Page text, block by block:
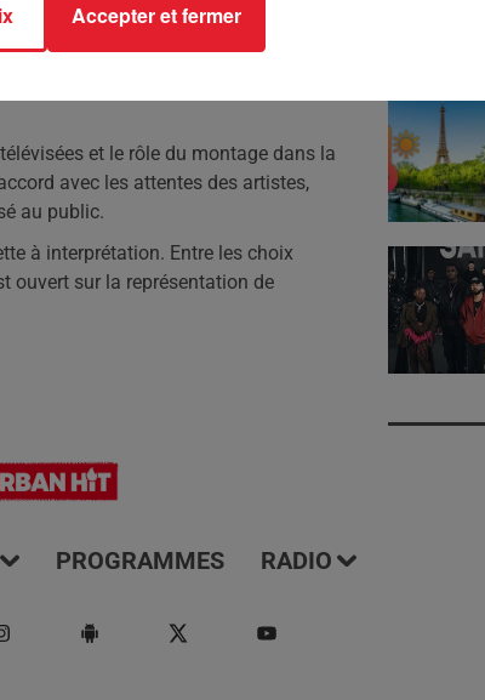
que l'humoriste aurait été trop
à l'écran. Garin évoque des
expliquant ainsi sa visibilité
et le rôle du montage dans la
avec les attentes des artistes,
au public.
à interprétation. Entre les choix
ouvert sur la représentation de
PROGRAMMES RADIO
Accepter et fermer